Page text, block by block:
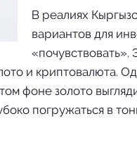
В реалиях
вариантов для
и криптовалюта.
фоне золото
погружаться в